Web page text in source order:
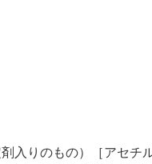
入りのもの）［アセチ